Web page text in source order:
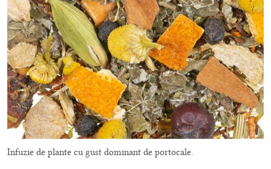
Infuzie de plante cu gust dominant de portocale.